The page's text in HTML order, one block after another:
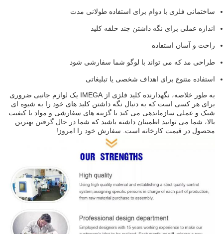
ساختمانی فلزی با دوام برای استفاده طولانی مدت
اندازه عملی برای نگه داشتن چند حلقه کلید
راحت و آسان استفاده
طراحی مد که می تواند با لوگو شما سفارشی شود
استفاده متنوع برای اهداف شخصی یا تبلیغاتی
به طور خلاصه، نگهدارنده کلید فلزی از IMEGA یک لوازم جانبی ضروری
برای هر کسی است که به دنبال نگه داشتن کلید های خود را به شیوه ای
شیک و عملی سازماندهی می کند.با گزینه های سفارشی و مواد با کیفیت
بالا، شما می توانید اطمینان داشته باشید که شما در حال گرفتن بهترین
محصول در قیمت کارخانه است. سفارش خود را امروز!